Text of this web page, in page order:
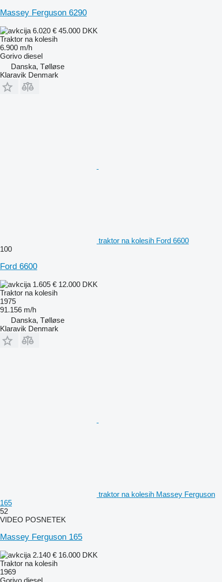
Massey Ferguson 6290
6.020 € 45.000 DKK
Traktor na kolesih
6.900 m/h
Gorivo diesel
Danska, Tølløse
Klaravik Denmark
traktor na kolesih Ford 6600
100
Ford 6600
1.605 € 12.000 DKK
Traktor na kolesih
1975
91.156 m/h
Danska, Tølløse
Klaravik Denmark
traktor na kolesih Massey Ferguson
165
52
VIDEO POSNETEK
Massey Ferguson 165
2.140 € 16.000 DKK
Traktor na kolesih
1969
Gorivo diesel